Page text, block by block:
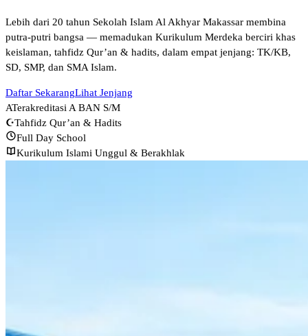
Lebih dari 20 tahun Sekolah Islam Al Akhyar Makassar membina
putra-putri bangsa — memadukan Kurikulum Merdeka berciri khas
keislaman, tahfidz Qur’an & hadits, dalam empat jenjang: TK/KB,
SD, SMP, dan SMA Islam.
Daftar SekarangLihat Jenjang
ATerakreditasi A BAN S/M
☪Tahfidz Qur’an & Hadits
Full Day School
Kurikulum Islami Unggul & Berakhlak